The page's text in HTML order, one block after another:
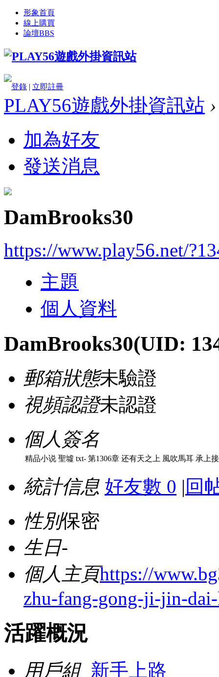
形象首頁
線上購買
論壇BBS
登錄 | 立即註冊
PLAY56遊戲外掛資訊站 ›
加為好友
發送消息
DamBrooks30
https://www.play56.net/
主題
個人資料
DamBrooks30(UID:
郵箱狀態未驗證
視頻認證未認證
個人簽名
精品小说 聖墟 txt- 第1306章 还有天之上 風吹馬耳 承上
統計信息 好友數 0 | 回
性別保密
生日-
個人主頁https://
zhu-fang-gong-ji-jin-
活躍概況
用戶組 新手上路